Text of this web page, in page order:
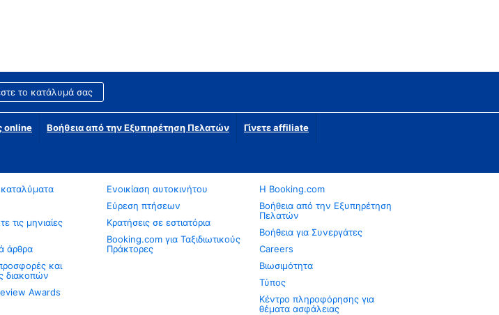
το κατάλυμά σας
online Βοήθεια από την Εξυπηρέτηση Πελατών Γίνετε affiliate
τις μηνιαίες
άρθρα
και
διακοπών
Awards
Ενοικίαση αυτοκινήτου
Εύρεση πτήσεων
Κρατήσεις σε εστιατόρια
Booking.com για Ταξιδιωτικούς
Πράκτορες
Η Booking.com
Βοήθεια από την Εξυπηρέτηση
Πελατών
Βοήθεια για Συνεργάτες
Careers
Βιωσιμότητα
Τύπος
Κέντρο πληροφόρησης για
θέματα ασφάλειας